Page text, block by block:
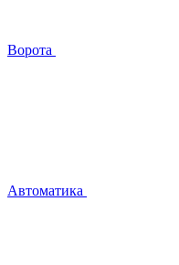
Ворота
Автоматика